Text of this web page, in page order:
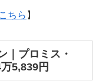
ちら 】
｜プロミス・
5,839円